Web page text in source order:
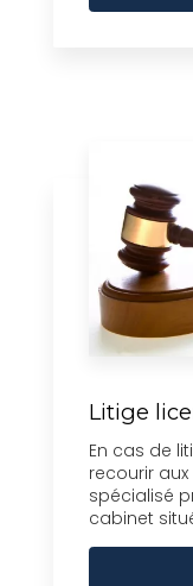
Litige
En cas de
recourir
spécialisé
cabinet